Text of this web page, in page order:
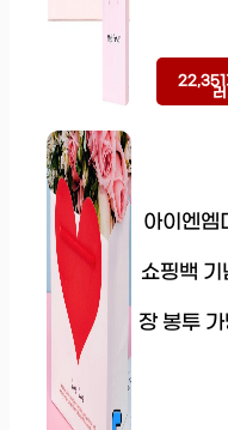
22,351
아이엔엠
쇼핑백 기
장 봉투